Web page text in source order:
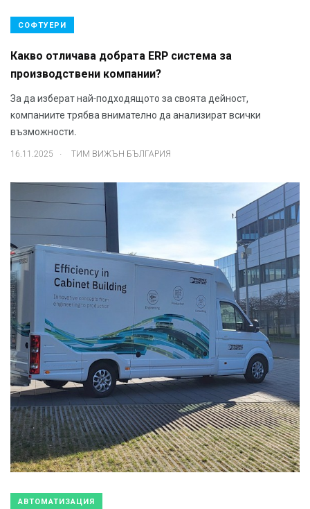
СОФТУЕРИ
Какво отличава добрата ERP система за
производствени компании?
За да изберат най-подходящото за своята дейност,
компаниите трябва внимателно да анализират всички
възможности.
16.11.2025 . ТИМ ВИЖЪН БЪЛГАРИЯ
АВТОМАТИЗАЦИЯ